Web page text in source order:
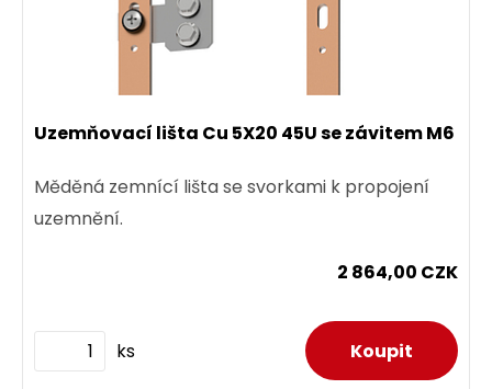
Uzemňovací lišta Cu 5X20 45U se závitem M6
Měděná zemnící lišta se svorkami k propojení
uzemnění.
2 864,00 CZK
ks